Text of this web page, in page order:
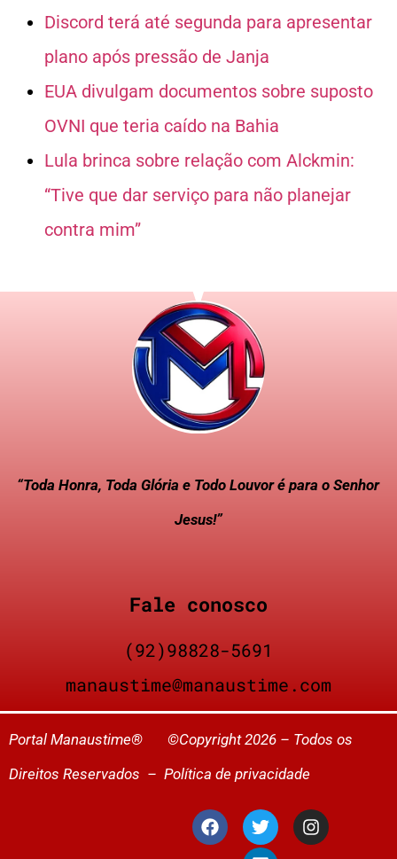
Discord terá até segunda para apresentar
plano após pressão de Janja
EUA divulgam documentos sobre suposto
OVNI que teria caído na Bahia
Lula brinca sobre relação com Alckmin:
“Tive que dar serviço para não planejar
contra mim”
“Toda Honra, Toda Glória e Todo Louvor é para o Senhor
Jesus!”
Fale conosco
(92)98828-5691
manaustime@manaustime.com
Portal Manaustime® ©Copyright 2026 – Todos os
Direitos Reservados – Política de privacidade